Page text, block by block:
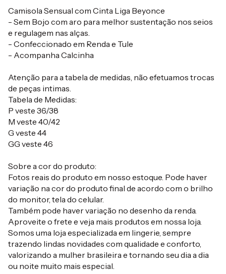
Camisola Sensual com Cinta Liga Beyonce
- Sem Bojo com aro para melhor sustentação nos seios
e regulagem nas alças.
- Confeccionado em Renda e Tule
- Acompanha Calcinha
Atenção para a tabela de medidas, não efetuamos trocas
de peças intimas.
Tabela de Medidas:
P veste 36/38
M veste 40/42
G veste 44
GG veste 46
Sobre a cor do produto:
Fotos reais do produto em nosso estoque. Pode haver
variação na cor do produto final de acordo com o brilho
do monitor, tela do celular.
Também pode haver variação no desenho da renda.
Aproveite o frete e veja mais produtos em nossa loja.
Somos uma loja especializada em lingerie, sempre
trazendo lindas novidades com qualidade e conforto,
valorizando a mulher brasileira e tornando seu dia a dia
ou noite muito mais especial.